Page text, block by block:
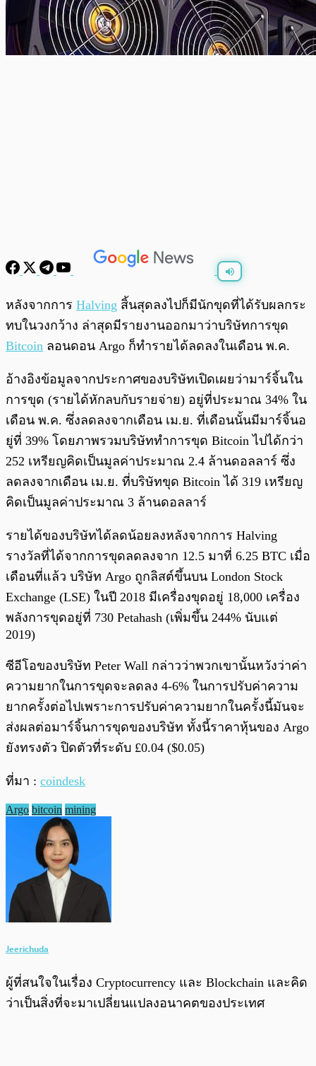
0:00 /
หลังจากการ Halving สิ้นสุดลงไปก็มีนักขุดที่ได้รับผลกระ
ทบในวงกว้าง ล่าสุดมีรายงานออกมาว่าบริษัทการขุด
Bitcoin ลอนดอน Argo ก็ทำรายได้ลดลงในเดือน พ.ค.
อ้างอิงข้อมูลจากประกาศของบริษัทเปิดเผยว่ามาร์จิ้นใน
การขุด (รายได้หักลบกับรายจ่าย) อยู่ที่ประมาณ 34% ใน
เดือน พ.ค. ซึ่งลดลงจากเดือน เม.ย. ที่เดือนนั้นมีมาร์จิ้นอ
ยู่ที่ 39% โดยภาพรวมบริษัททำการขุด Bitcoin ไปได้กว่า
252 เหรียญคิดเป็นมูลค่าประมาณ 2.4 ล้านดอลลาร์ ซึ่ง
ลดลงจากเดือน เม.ย. ที่บริษัทขุด Bitcoin ได้ 319 เหรียญ
คิดเป็นมูลค่าประมาณ 3 ล้านดอลลาร์
รายได้ของบริษัทได้ลดน้อยลงหลังจากการ Halving
รางวัลที่ได้จากการขุดลดลงจาก 12.5 มาที่ 6.25 BTC เมื่อ
เดือนที่แล้ว บริษัท Argo ถูกลิสต์ขึ้นบน London Stock
Exchange (LSE) ในปี 2018 มีเครื่องขุดอยู่ 18,000 เครื่อง
พลังการขุดอยู่ที่ 730 Petahash (เพิ่มขึ้น 244% นับแต่
2019)
ซีอีโอของบริษัท Peter Wall กล่าวว่าพวกเขานั้นหวังว่าค่า
ความยากในการขุดจะลดลง 4-6% ในการปรับค่าความ
ยากครั้งต่อไปเพราะการปรับค่าความยากในครั้งนี้มันจะ
ส่งผลต่อมาร์จิ้นการขุดของบริษัท ทั้งนี้ราคาหุ้นของ Argo
ยังทรงตัว ปิดตัวที่ระดับ £0.04 ($0.05)
ที่มา : coindesk
Argo bitcoin mining
Jeerichuda
ผู้ที่สนใจในเรื่อง Cryptocurrency และ Blockchain และคิด
ว่าเป็นสิ่งที่จะมาเปลี่ยนแปลงอนาคตของประเทศ